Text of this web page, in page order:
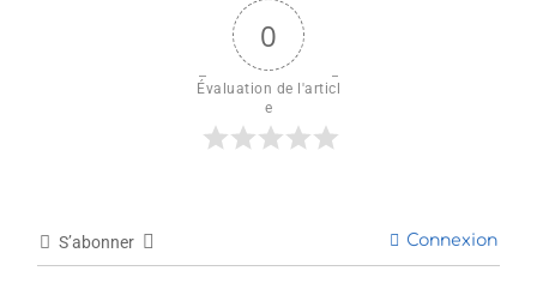
0
Évaluation de l'articl
e
S’abonner Connexion